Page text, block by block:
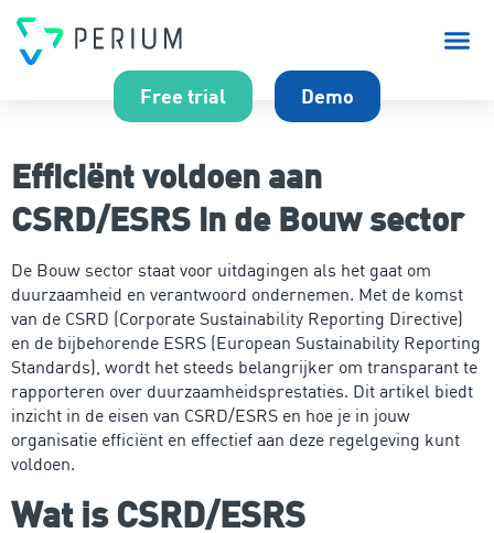
Free trial Demo
Efficiënt voldoen aan
CSRD/ESRS in de Bouw sector
De Bouw sector staat voor uitdagingen als het gaat om
duurzaamheid en verantwoord ondernemen. Met de komst
van de CSRD (Corporate Sustainability Reporting Directive)
en de bijbehorende ESRS (European Sustainability Reporting
Standards), wordt het steeds belangrijker om transparant te
rapporteren over duurzaamheidsprestaties. Dit artikel biedt
inzicht in de eisen van CSRD/ESRS en hoe je in jouw
organisatie efficiënt en effectief aan deze regelgeving kunt
voldoen.
Wat is CSRD/ESRS